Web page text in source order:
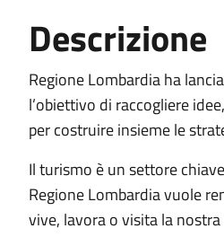
Descrizione
Regione Lombardia ha
l’obiettivo di raccogliere
per costruire insieme le
Il turismo è un settore
Regione Lombardia vuole
vive, lavora o visita la